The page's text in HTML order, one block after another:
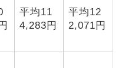
円
平均11
4,283 円
平均12
2,071 円